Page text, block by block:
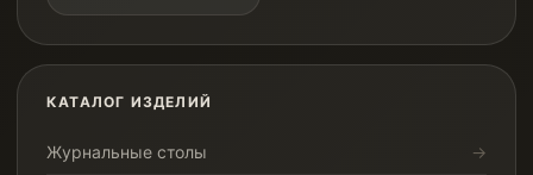
КАТАЛОГ ИЗДЕЛИЙ
Журнальные столы